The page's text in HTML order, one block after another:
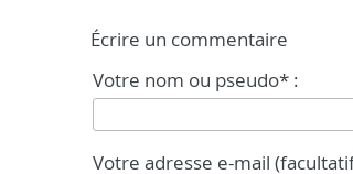
Écrire un commentaire
Votre nom ou pseudo* :
Votre adresse e-mail